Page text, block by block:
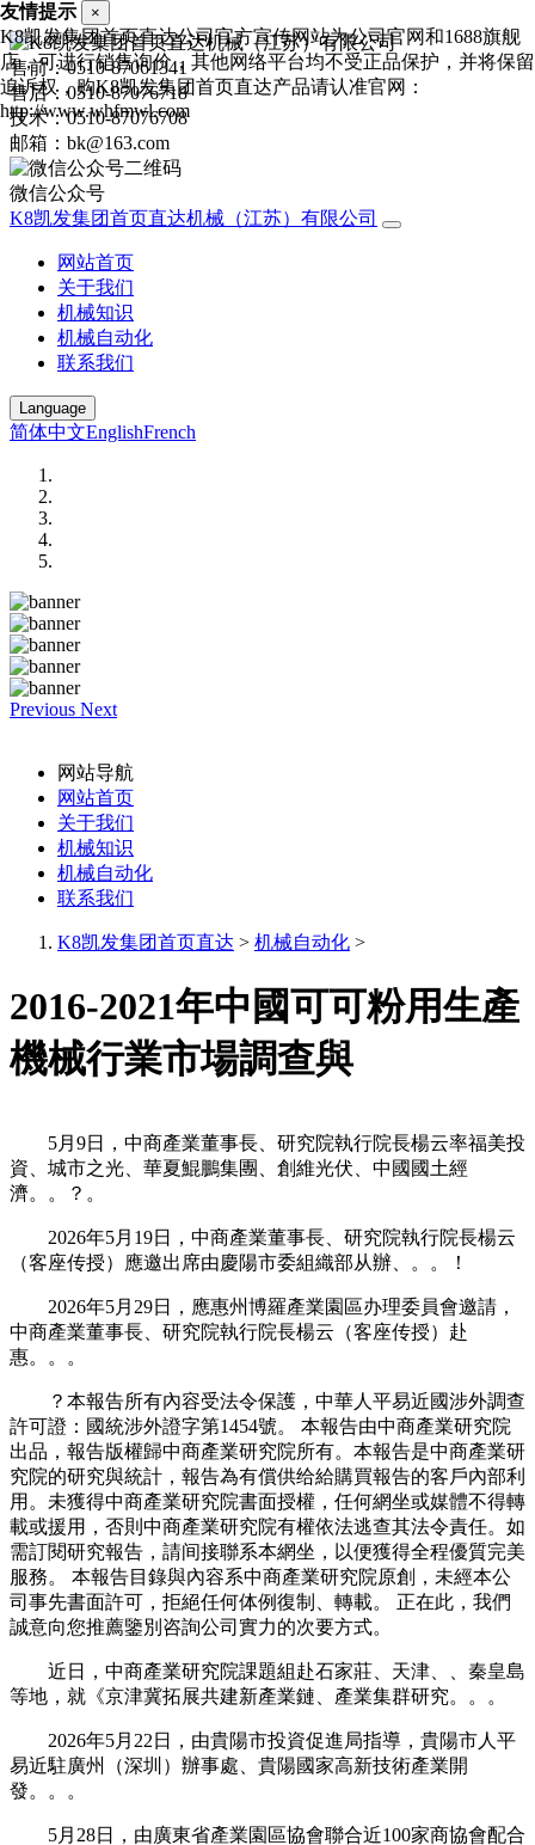
售前：0510-87061341
售后：0510-87076718
技术：0510-87076708
邮箱：bk@163.com
微信公众号
K8凯发集团首页直达机械（江苏）有限公司
网站首页
关于我们
机械知识
机械自动化
联系我们
Language
简体中文EnglishFrench
Previous Next
网站导航
网站首页
关于我们
机械知识
机械自动化
联系我们
K8凯发集团首页直达 > 机械自动化 >
2016-2021年中國可可粉用生產
機械行業市場調查與
5月9日，中商產業董事長、研究院執行院長楊云率福美投
資、城市之光、華夏鯤鵬集團、創維光伏、中國國土經
濟。。？。
2026年5月19日，中商產業董事長、研究院執行院長楊云
（客座传授）應邀出席由慶陽市委組織部从辦、。。！
2026年5月29日，應惠州博羅產業園區办理委員會邀請，
中商產業董事長、研究院執行院長楊云（客座传授）赴
惠。。。
？本報告所有內容受法令保護，中華人平易近國涉外調查
許可證：國統涉外證字第1454號。 本報告由中商產業研究院
出品，報告版權歸中商產業研究院所有。本報告是中商產業研
究院的研究與統計，報告為有償供给給購買報告的客戶內部利
用。未獲得中商產業研究院書面授權，任何網坐或媒體不得轉
載或援用，否則中商產業研究院有權依法逃查其法令責任。如
需訂閱研究報告，請间接聯系本網坐，以便獲得全程優質完美
服務。 本報告目錄與內容系中商產業研究院原創，未經本公
司事先書面許可，拒絕任何体例復制、轉載。 正在此，我們
誠意向您推薦鑒別咨詢公司實力的次要方式。
近日，中商產業研究院課題組赴石家莊、天津、、秦皇島
等地，就《京津冀拓展共建新產業鏈、產業集群研究。。。
2026年5月22日，由貴陽市投資促進局指導，貴陽市人平
易近駐廣州（深圳）辦事處、貴陽國家高新技術產業開
發。。。
5月28日，由廣東省產業園區協會聯合近100家商協會配合
友情提示 ×
K8凯发集团首页直达公司官方宣传网站为公司官网和1688旗舰
店，可进行销售询价，其他网络平台均不受正品保护，并将保留
追诉权，购K8凯发集团首页直达产品请认准官网：
http://www.whfmwl.com